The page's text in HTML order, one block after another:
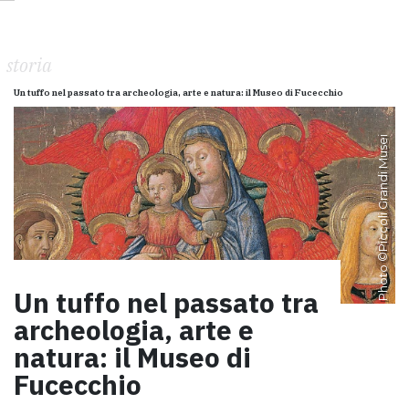
storia
Un tuffo nel passato tra archeologia, arte e natura: il Museo di Fucecchio
Photo ©
Piccoli Grandi Musei
Un tuffo nel passato tra
archeologia, arte e
natura: il Museo di
Fucecchio